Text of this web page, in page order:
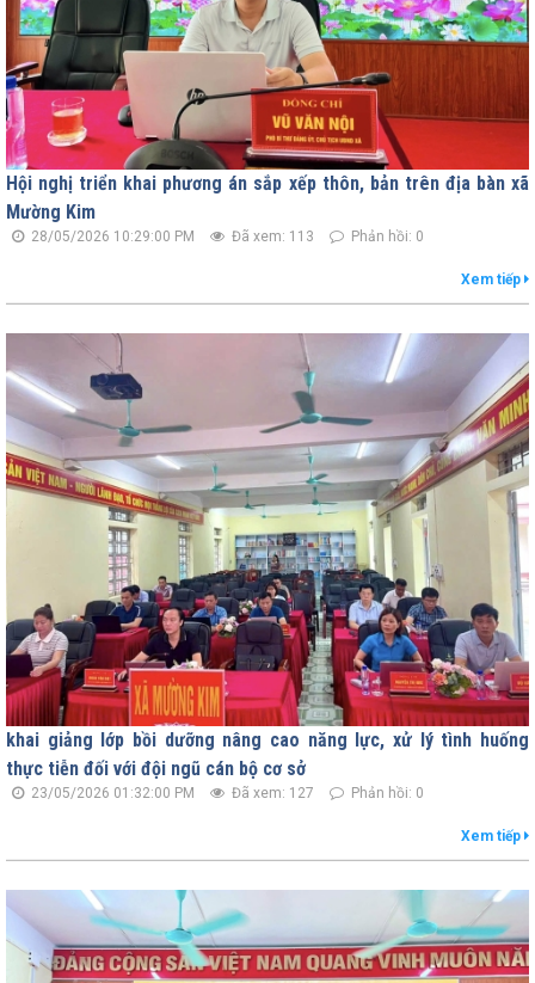
Hội nghị triển khai phương án sắp xếp thôn, bản trên địa bàn xã
Mường Kim
28/05/2026 10:29:00 PM Đã xem: 113 Phản hồi: 0
Xem tiếp
khai giảng lớp bồi dưỡng nâng cao năng lực, xử lý tình huống
thực tiễn đối với đội ngũ cán bộ cơ sở
23/05/2026 01:32:00 PM Đã xem: 127 Phản hồi: 0
Xem tiếp